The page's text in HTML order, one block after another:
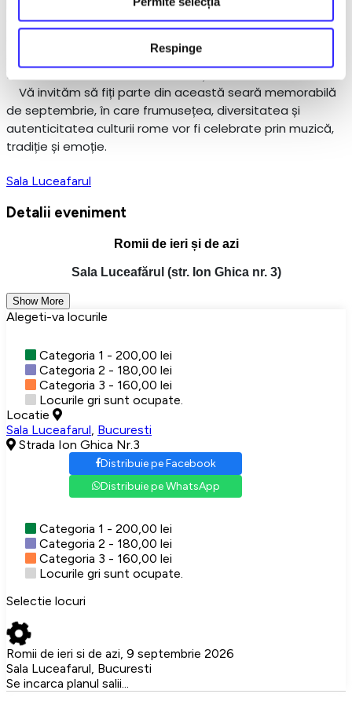
Respinge
cântec" își propune să celebreze patrimoniul cultural rom,
seară de neuitat, în care istoria, tradiția și arta se
întâlnesc într-o armonie desăvârșită.
Vă invităm să fiți parte din această seară memorabilă
de septembrie, în care frumusețea, diversitatea și
autenticitatea culturii rome vor fi celebrate prin muzică,
tradiție și emoție.
Sala Luceafarul
Detalii eveniment
Romii de ieri și de azi
Sala Luceafărul (str. Ion Ghica nr. 3)
Show More
Alegeti-va locurile
Categoria 1 - 200,00 lei
Categoria 2 - 180,00 lei
Categoria 3 - 160,00 lei
Locurile gri sunt ocupate.
Locatie
Sala Luceafarul Bucuresti
Strada Ion Ghica Nr.3
Distribuie pe Facebook
Distribuie pe WhatsApp
Categoria 1 - 200,00 lei
Categoria 2 - 180,00 lei
Categoria 3 - 160,00 lei
Locurile gri sunt ocupate.
Selectie locuri
Romii de ieri si de azi, 9 septembrie 2026
Sala Luceafarul, Bucuresti
Se incarca planul salii...